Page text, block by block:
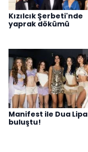
Kızılcık Şerbeti'nde
yaprak dökümü
Manifest ile Dua Lipa
buluştu!